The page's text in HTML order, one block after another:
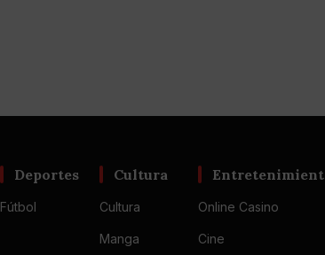
Deportes
Fútbol
Cultura
Cultura
Manga
Online Casino
Cine